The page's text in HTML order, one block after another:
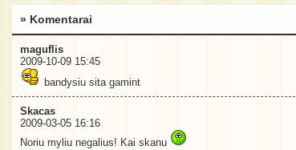
» Komentarai
maguflis
2009-10-09 15:45
bandysiu sita gamint
Skacas
2009-03-05 16:16
Noriu myliu negalius! Kai skanu